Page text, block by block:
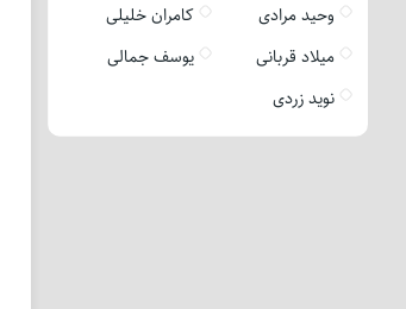
وحید مرادی
کامران خلیلی
میلاد قربانی
یوسف جمالی
نوید زردی